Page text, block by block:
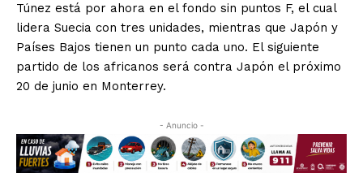
Túnez está por ahora en el fondo sin puntos F, el cual
lidera Suecia con tres unidades, mientras que Japón y
Países Bajos tienen un punto cada uno. El siguiente
partido de los africanos será contra Japón el próximo
20 de junio en Monterrey.
- Anuncio -